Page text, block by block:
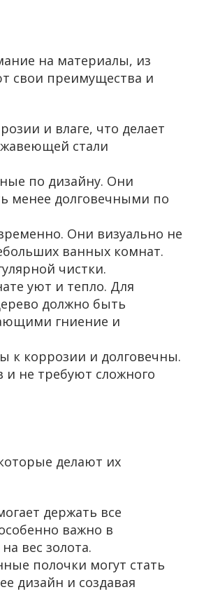
на материалы, из
свои преимущества и
и влаге, что делает
стали
по дизайну. Они
менее долговечными по
Они визуально не
ванных комнат.
чистки.
уют и тепло. Для
должно быть
гниение и
к коррозии и долговечны.
не требуют сложного
делают их
держать все
важно в
вес золота.
полочки могут стать
дизайн и создавая